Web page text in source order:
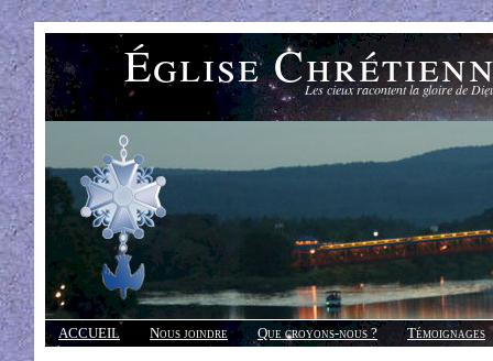
Église Les cieux racontent la gloire de
ACCUEIL Nous joindre Que croyons-nous ?
Témoignages
Réponses